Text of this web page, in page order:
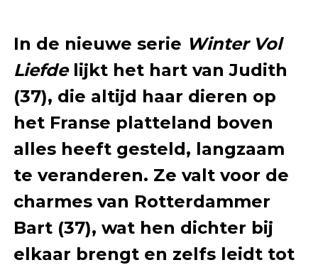
In de nieuwe serie Winter Vol
Liefdelijkt het hart van Judith
(37), die altijd haar dieren op
het Franse platteland boven
alles heeft gesteld, langzaam
te veranderen. Ze valt voor de
charmes van Rotterdammer
Bart (37), wat hen dichter bij
elkaar brengt en zelfs leidt tot